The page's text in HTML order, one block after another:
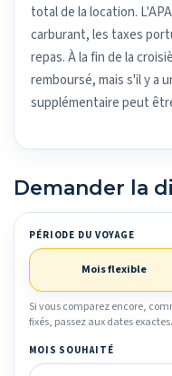
total de la location.
carburant, les taxes
repas. À la fin de la
remboursé, mais s'il y a
supplémentaire peut
Demander la
PÉRIODE DU VOYAGE
Mois flexible
Si vous comparez encore,
fixés, passez aux dates exactes.
MOIS SOUHAITÉ